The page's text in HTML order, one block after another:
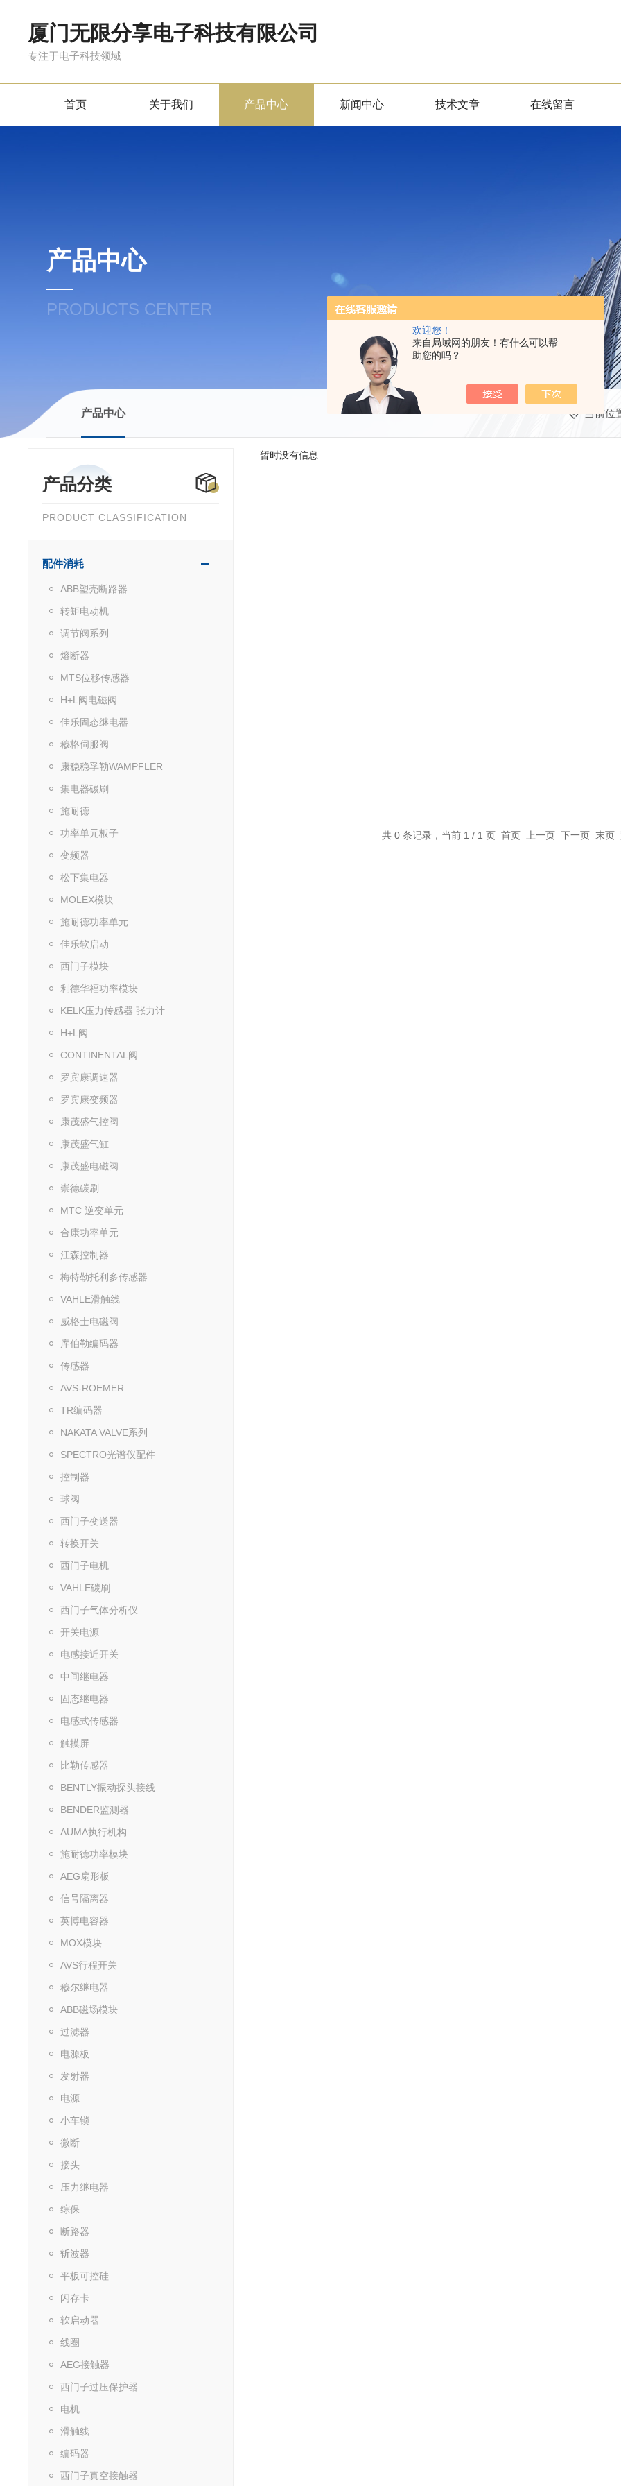
欢迎您！
来自局域网的朋友！有什么可以帮
助您的吗？
厦门无限分享电子科技有限公司
专注于电子科技领域
首页 关于我们 产品中心 新闻中心 技术文章 在线留言
产品中心
PRODUCTS CENTER
产品中心 当前位
产品分类
PRODUCT CLASSIFICATION
配件消耗
ABB塑壳断路器
转矩电动机
调节阀系列
熔断器
MTS位移传感器
H+L阀电磁阀
佳乐固态继电器
穆格伺服阀
康稳稳孚勒WAMPFLER
集电器碳刷
施耐德
功率单元板子
变频器
松下集电器
MOLEX模块
施耐德功率单元
佳乐软启动
西门子模块
利德华福功率模块
KELK压力传感器 张力计
H+L阀
CONTINENTAL阀
罗宾康调速器
罗宾康变频器
康茂盛气控阀
康茂盛气缸
康茂盛电磁阀
崇德碳刷
MTC 逆变单元
合康功率单元
江森控制器
梅特勒托利多传感器
VAHLE滑触线
威格士电磁阀
库伯勒编码器
传感器
AVS-ROEMER
TR编码器
NAKATA VALVE系列
SPECTRO光谱仪配件
控制器
球阀
西门子变送器
转换开关
西门子电机
VAHLE碳刷
西门子气体分析仪
开关电源
电感接近开关
中间继电器
固态继电器
电感式传感器
触摸屏
比勒传感器
BENTLY振动探头接线
BENDER监测器
AUMA执行机构
施耐德功率模块
AEG扇形板
信号隔离器
英博电容器
MOX模块
AVS行程开关
穆尔继电器
ABB磁场模块
过滤器
电源板
发射器
电源
小车锁
微断
接头
压力继电器
综保
断路器
斩波器
平板可控硅
闪存卡
软启动器
线圈
AEG接触器
西门子过压保护器
电机
滑触线
编码器
西门子真空接触器
暂时没有信息
共 0 条记录，当前 1 / 1 页 首页 上一页 下一页 末页